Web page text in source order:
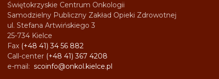
Świętokrzyskie Centrum Onkologii
Samodzielny Publiczny Zakład Opieki Zdrowotnej
ul. Stefana Artwińskiego 3
25-734 Kielce
Fax (+48 41) 34 56 882
Call-center (+48 41) 367 4208
e-mail: scoinfo@onkol.kielce.pl